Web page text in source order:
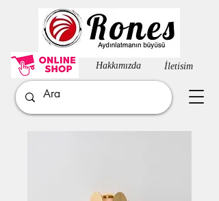
İletisim
Hakkımızda​